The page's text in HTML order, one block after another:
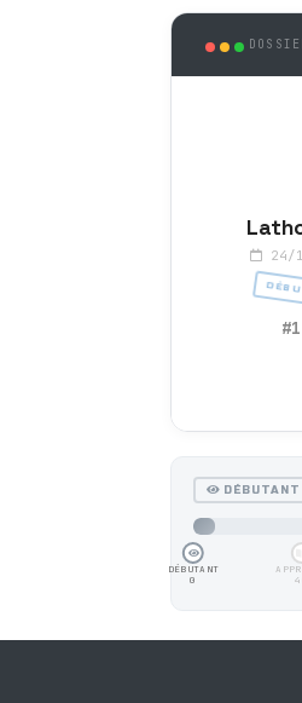
24/
DÉBUTANT
DÉBUTANT
0